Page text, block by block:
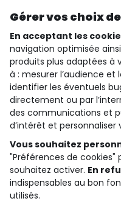
qui sommes-nous ?
besoin d'aide ?
le club fidélité
notre catalogue
Conditions générales de
Conditions d’utilisation des
Politique de confidentialité
Gérer vos choix
En acceptant les
navigation optimisée
produits plus adaptées à
à : mesurer l’audience
identifier les éventuels
directement ou par
des communications et
d’intérêt et personnaliser
Vous souhaitez
"Préférences de cookies"
souhaitez activer. En
indispensables au bon
utilisés.